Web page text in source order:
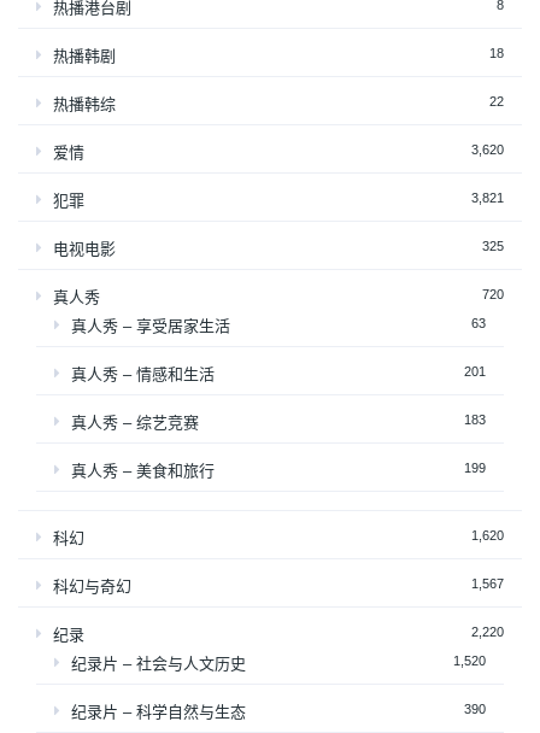
热播港台剧 8
热播韩剧 18
热播韩综 22
爱情 3,620
犯罪 3,821
电视电影 325
真人秀 720
真人秀 – 享受居家生活 63
真人秀 – 情感和生活 201
真人秀 – 综艺竞赛 183
真人秀 – 美食和旅行 199
科幻 1,620
科幻与奇幻 1,567
纪录 2,220
纪录片 – 社会与人文历史 1,520
纪录片 – 科学自然与生态 390